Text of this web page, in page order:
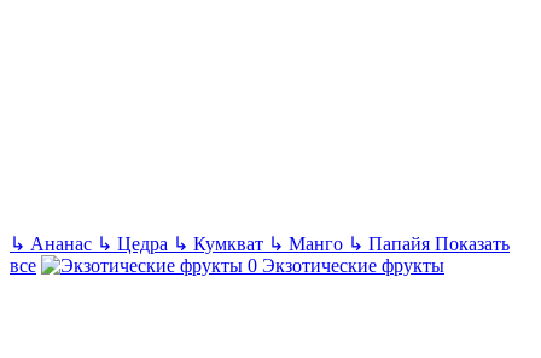
↳ Ананас ↳ Цедра ↳ Кумкват ↳ Манго ↳ Папайя Показать
все
Экзотические фрукты